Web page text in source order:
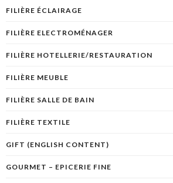
FILIÈRE ÉCLAIRAGE
FILIÈRE ELECTROMÉNAGER
FILIÈRE HOTELLERIE/RESTAURATION
FILIÈRE MEUBLE
FILIÈRE SALLE DE BAIN
FILIÈRE TEXTILE
GIFT (ENGLISH CONTENT)
GOURMET – EPICERIE FINE